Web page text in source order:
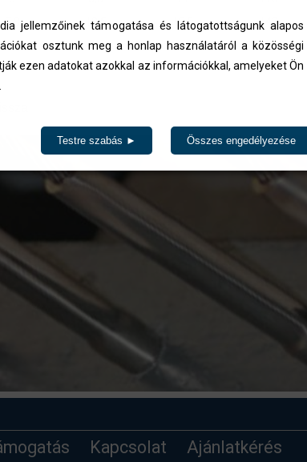
10,5 15,5 142
Kapcsolat Ajánlatkérés
jellemzőinek támogatása és látogatottságunk alapos
osztunk meg a honlap használatáról a közösségi
ezen adatokat azokkal az információkkal, amelyeket Ön
Testre szabás ► Összes engedélyezése